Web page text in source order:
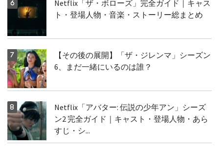
Netflix「ザ・ボローズ」完全ガイド｜キャス
ト・登場人物・音楽・ストーリー総まとめ
【その後の展開】「ザ・ジレンマ」シーズン
6、まだ一緒にいるのは誰？
Netflix「アバター: 伝説の少年アン」シーズ
ン2 完全ガイド｜キャスト・登場人物・あら
すじ・シ...